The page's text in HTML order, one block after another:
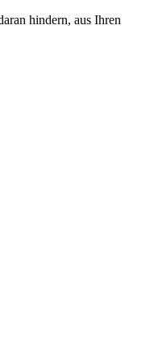
hindern, aus Ihren